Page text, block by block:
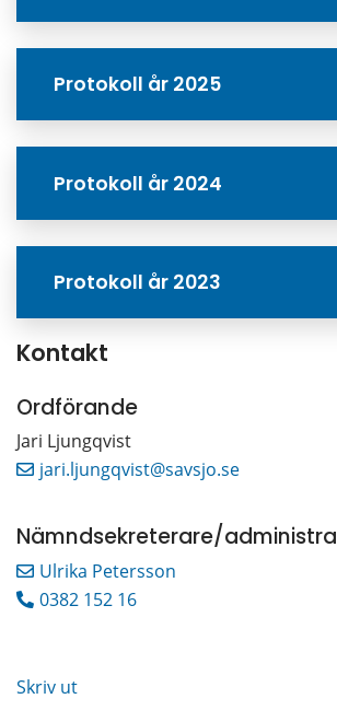
Protokoll år 2025
Protokoll år 2024
Protokoll år 2023
Kontakt
Ordförande
Jari Ljungqvist
jari.ljungqvist@savsjo.se
Nämndsekreterare/
Ulrika Petersson
0382 152 16
Skriv ut